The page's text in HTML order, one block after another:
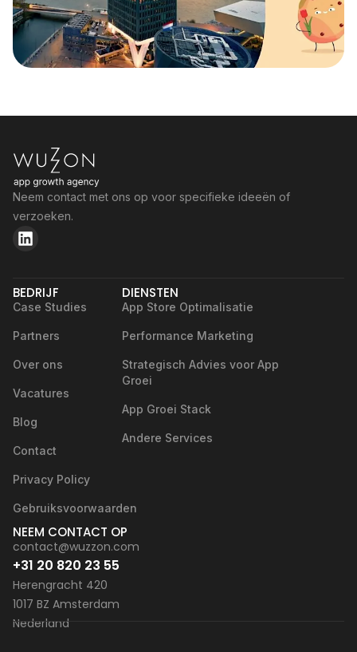
Neem contact met ons op voor specifieke ideeën of
verzoeken.
BEDRIJF
Case Studies
Partners
Over ons
Vacatures
Blog
Contact
Privacy Policy
Gebruiksvoorwaarden
DIENSTEN
App Store Optimalisatie
Performance Marketing
Strategisch Advies voor App
Groei
App Groei Stack
Andere Services
NEEM CONTACT OP
contact@wuzzon.com
+31 20 820 23 55
Herengracht 420
1017 BZ Amsterdam
Nederland